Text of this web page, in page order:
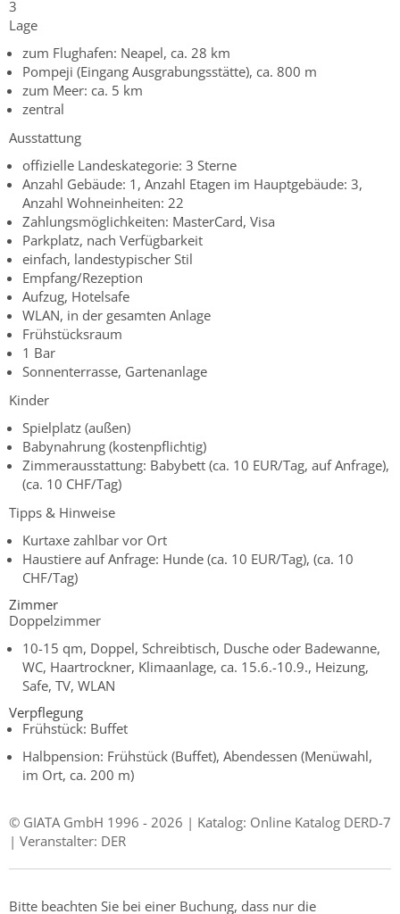
3
Lage
zum Flughafen: Neapel, ca. 28 km
Pompeji (Eingang Ausgrabungsstätte), ca. 800 m
zum Meer: ca. 5 km
zentral
Ausstattung
offizielle Landeskategorie: 3 Sterne
Anzahl Gebäude: 1, Anzahl Etagen im Hauptgebäude: 3,
Anzahl Wohneinheiten: 22
Zahlungsmöglichkeiten: MasterCard, Visa
Parkplatz, nach Verfügbarkeit
einfach, landestypischer Stil
Empfang/Rezeption
Aufzug, Hotelsafe
WLAN, in der gesamten Anlage
Frühstücksraum
1 Bar
Sonnenterrasse, Gartenanlage
Kinder
Spielplatz (außen)
Babynahrung (kostenpflichtig)
Zimmerausstattung: Babybett (ca. 10 EUR/Tag, auf Anfrage),
(ca. 10 CHF/Tag)
Tipps & Hinweise
Kurtaxe zahlbar vor Ort
Haustiere auf Anfrage: Hunde (ca. 10 EUR/Tag), (ca. 10
CHF/Tag)
Zimmer
Doppelzimmer
10-15 qm, Doppel, Schreibtisch, Dusche oder Badewanne,
WC, Haartrockner, Klimaanlage, ca. 15.6.-10.9., Heizung,
Safe, TV, WLAN
Verpflegung
Frühstück: Buffet
Halbpension: Frühstück (Buffet), Abendessen (Menüwahl,
im Ort, ca. 200 m)
© GIATA GmbH 1996 - 2026 | Katalog: Online Katalog DERD-7
| Veranstalter: DER
Bitte beachten Sie bei einer Buchung, dass nur die